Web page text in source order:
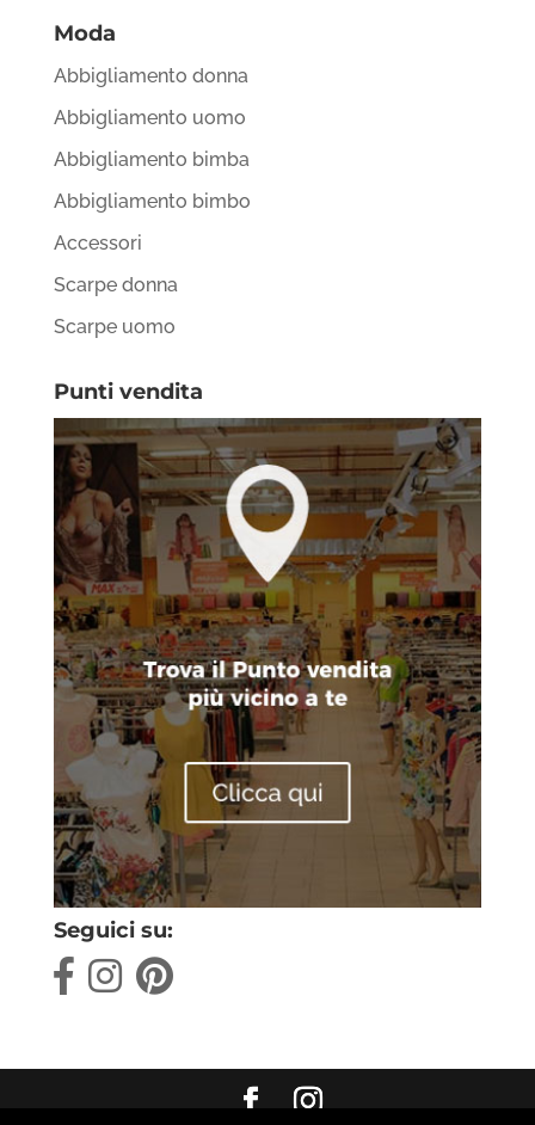
Moda
Abbigliamento donna
Abbigliamento uomo
Abbigliamento bimba
Abbigliamento bimbo
Accessori
Scarpe donna
Scarpe uomo
Punti vendita
Seguici su: